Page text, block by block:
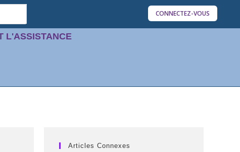
CONNECTEZ-VOUS
L'ASSISTANCE
Articles Connexes